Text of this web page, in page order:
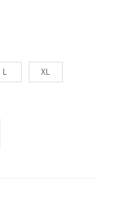
L XL